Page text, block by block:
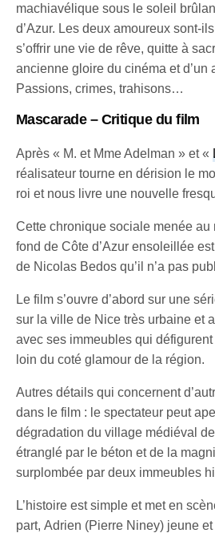
machiavélique sous le soleil
d’Azur. Les deux amoureux sont-
s’offrir une vie de rêve, quitte à
ancienne gloire du cinéma et d’un
Passions, crimes, trahisons…
Mascarade – Critique du film
Après « M. et Mme Adelman » et «
réalisateur tourne en dérision le
roi et nous livre une nouvelle
Cette chronique sociale menée au
fond de Côte d’Azur ensoleillée
de Nicolas Bedos qu’il n’a pas
Le film s’ouvre d’abord sur une
sur la ville de Nice très urbaine et
avec ses immeubles qui
loin du coté glamour de la région.
Autres détails qui concernent
dans le film : le spectateur peut
dégradation du village médiéval
étranglé par le béton et de la
surplombée par deux immeubles
L’histoire est simple et met en
part, Adrien (Pierre Niney) jeune